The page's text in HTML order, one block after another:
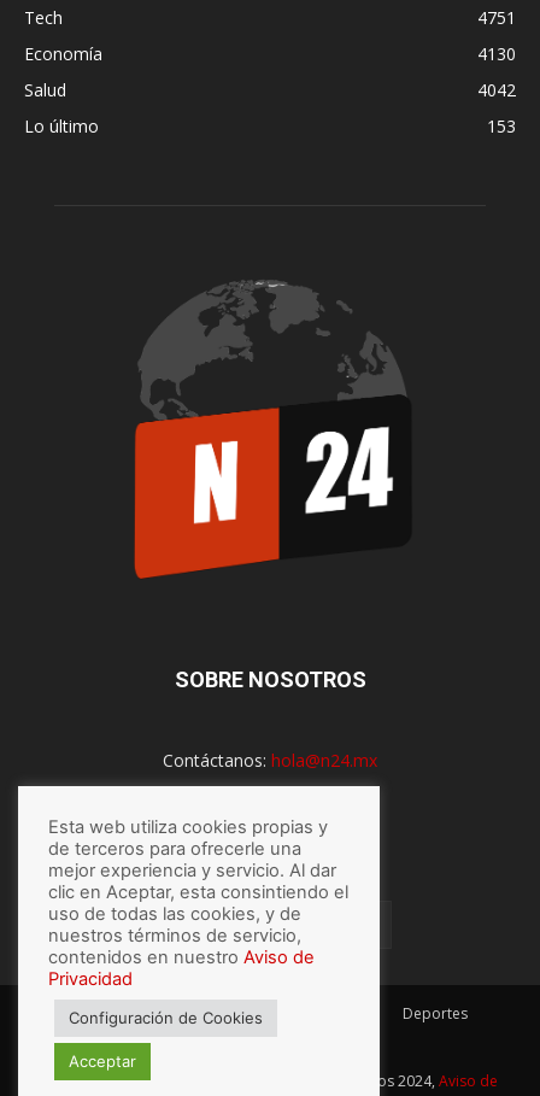
Tech
4751
Economía
4130
Salud
4042
Lo último
153
SOBRE NOSOTROS
Contáctanos: hola@n24.mx
SÍGUENOS
México Mundo Economía
Deportes
Espectaculos
© Hecho con por N24.mx, Derechos Reservados 2024, Aviso de
Esta web utiliza cookies propias y
de terceros para ofrecerle una
mejor experiencia y servicio. Al dar
clic en Aceptar, esta consintiendo el
uso de todas las cookies, y de
nuestros términos de servicio,
contenidos en nuestro Aviso de
Privacidad
Configuración de Cookies
Acceptar